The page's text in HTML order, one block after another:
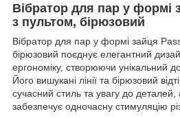
Вібратор для пар у формі
з пультом, бірюзовий
Вібратор для пар у формі зайця
бірюзовий поєднує елегантний
ергономіку, створюючи унікальний
Його вишукані лінії та бірюзовий
сучасний стиль та увагу до
забезпечує одночасну стимуляцію